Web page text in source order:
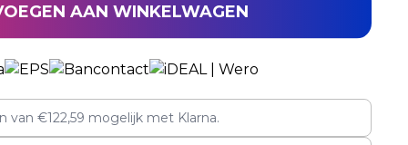
AAN WINKELWAGEN
van€122,59 mogelijk met Klarna.